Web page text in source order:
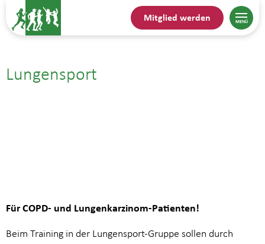
Mitglied werden
Lungensport
15.05.| 11:00 bis
Für COPD- und Lungenkarzinom-Patienten!
Beim Training in der Lungensport-Gruppe sollen durch